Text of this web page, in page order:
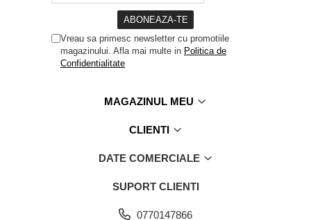
Vreau sa primesc newsletter cu promotiile
magazinului. Afla mai multe in Politica de
Confidentialitate
MAGAZINUL MEU
CLIENTI
DATE COMERCIALE
SUPORT CLIENTI
0770147866